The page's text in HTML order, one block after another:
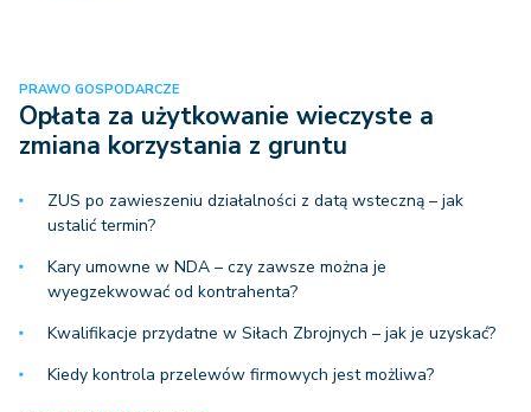
PRAWO GOSPODARCZE
Opłata za użytkowanie wieczyste a
zmiana korzystania z gruntu
ZUS po zawieszeniu działalności z datą wsteczną – jak
ustalić termin?
Kary umowne w NDA – czy zawsze można je
wyegzekwować od kontrahenta?
Kwalifikacje przydatne w Siłach Zbrojnych – jak je uzyskać?
Kiedy kontrola przelewów firmowych jest możliwa?